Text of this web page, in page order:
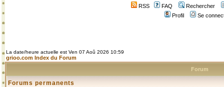
RSS FAQ
Rechercher
Profil
Se
La date/heure actuelle est Ven 07 Aoû 2026 10:59
grioo.com Index du Forum
Forum
Forums permanents